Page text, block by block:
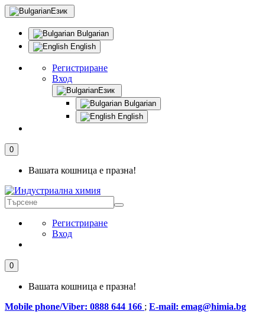
Език
Bulgarian
English
Регистриране
Вход
Език
Bulgarian
English
0
Вашата кошница е празна!
Регистриране
Вход
0
Вашата кошница е празна!
Mobile phone/Viber: 0888 644 166 ; E-mail: emag@himia.bg